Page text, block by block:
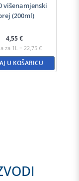
višenamjenski
(200ml)
4,55€
za 1L = 22,75 €
U KOŠARICU